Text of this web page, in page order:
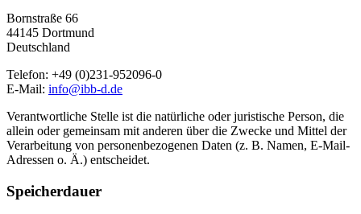
Bornstraße 66
44145 Dortmund
Deutschland
Telefon: +49 (0)231-952096-0
E-Mail: info@ibb-d.de
Verantwortliche Stelle ist die natürliche oder juristische Person, die
allein oder gemeinsam mit anderen über die Zwecke und Mittel der
Verarbeitung von personenbezogenen Daten (z. B. Namen, E-Mail-
Adressen o. Ä.) entscheidet.
Speicherdauer